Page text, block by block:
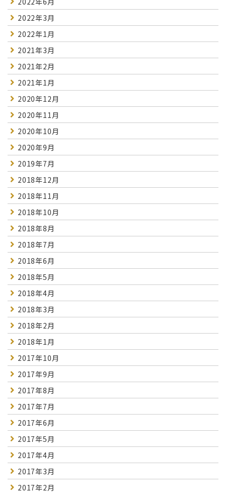
2022年3月
2022年1月
2021年3月
2021年2月
2021年1月
2020年12月
2020年11月
2020年10月
2020年9月
2019年7月
2018年12月
2018年11月
2018年10月
2018年8月
2018年7月
2018年6月
2018年5月
2018年4月
2018年3月
2018年2月
2018年1月
2017年10月
2017年9月
2017年8月
2017年7月
2017年6月
2017年5月
2017年4月
2017年3月
2017年2月